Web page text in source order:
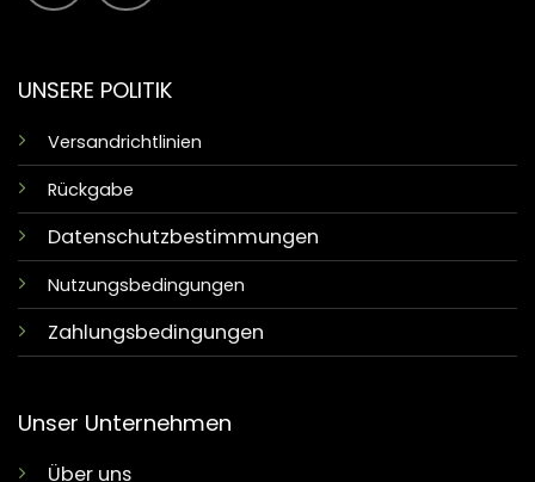
UNSERE POLITIK
Versandrichtlinien
Rückgabe
Datenschutzbestimmungen
Nutzungsbedingungen
Zahlungsbedingungen
Unser Unternehmen
Über uns